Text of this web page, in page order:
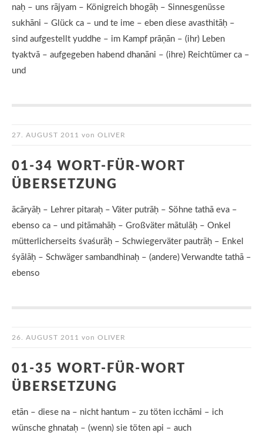
naḥ – uns rājyam – Königreich bhogāḥ – Sinnesgenüsse
sukhāni – Glück ca – und te ime – eben diese avasthitāḥ –
sind aufgestellt yuddhe – im Kampf prāṇān – (ihr) Leben
tyaktvā – aufgegeben habend dhanāni – (ihre) Reichtümer ca –
und
27. AUGUST 2011 von OLIVER
01-34 WORT-FÜR-WORT
ÜBERSETZUNG
ācāryāḥ – Lehrer pitaraḥ – Väter putrāḥ – Söhne tathā eva –
ebenso ca – und pitāmahāḥ – Großväter mātulāḥ – Onkel
mütterlicherseits śvaśurāḥ – Schwiegerväter pautrāḥ – Enkel
śyālāḥ – Schwäger sambandhinaḥ – (andere) Verwandte tathā –
ebenso
26. AUGUST 2011 von OLIVER
01-35 WORT-FÜR-WORT
ÜBERSETZUNG
etān – diese na – nicht hantum – zu töten icchāmi – ich
wünsche ghnataḥ – (wenn) sie töten api – auch